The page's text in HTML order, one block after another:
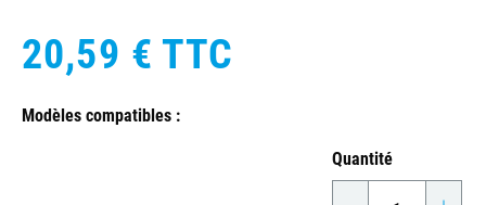
20,59 € TTC
Modèles compatibles :
Quantité